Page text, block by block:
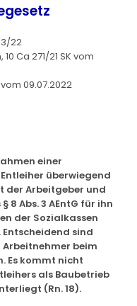
22
Ca 271/21 SK vom
vom 09.07.2022
einer
überwiegend
der Arbeitgeber und
8 Abs. 3 AEntG für ihn
der Sozialkassen
sind
beim
Es kommt nicht
als Baubetrieb
(Rn. 18).